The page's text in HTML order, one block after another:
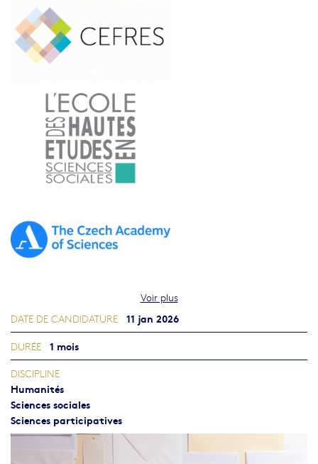
Voir plus
DATE DE CANDIDATURE 11 jan 2026
DURÉE 1 mois
DISCIPLINE
Humanités
Sciences sociales
Sciences participatives